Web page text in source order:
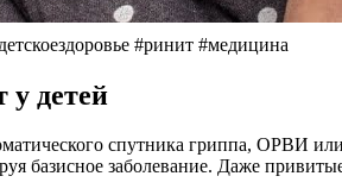
#ринит #медицина
детей
спутника гриппа, ОРВИ
базисное заболевание. Даже